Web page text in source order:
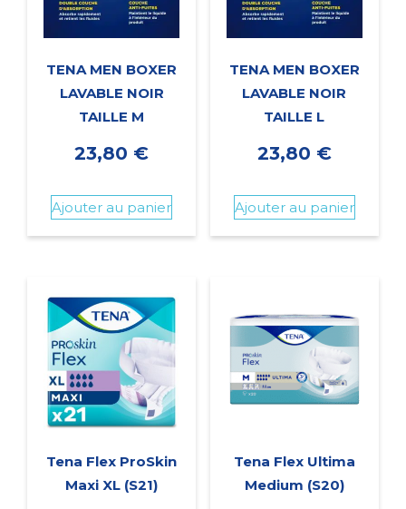
TENA MEN BOXER
LAVABLE NOIR
TAILLE M
23,80 €
Ajouter au panier
TENA MEN BOXER
LAVABLE NOIR
TAILLE L
23,80 €
Ajouter au panier
Tena Flex ProSkin
Maxi XL (S21)
Tena Flex Ultima
Medium (S20)